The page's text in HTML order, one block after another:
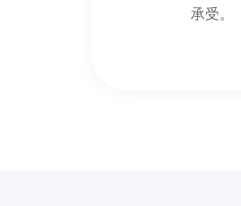
承受。